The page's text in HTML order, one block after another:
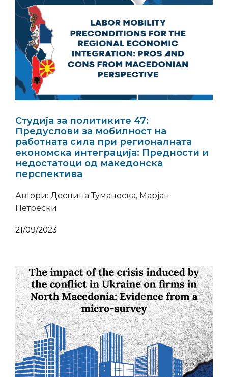
Студија за политиките 47:
Предуслови за мобилност на
работната сила при регионалната
економска интеграција: Предности и
недостатоци од македонска
перспектива
Автори: Деспина Туманоска, Марјан
Петрески
21/09/2023